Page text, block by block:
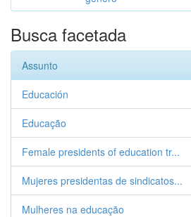
Busca facetada
Assunto
Educación
Educação
Female presidents of education tr...
Mujeres presidentas de sindicatos...
Mulheres na educação